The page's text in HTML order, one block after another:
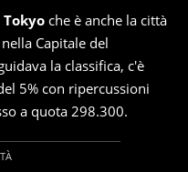
Tokyo che è anche la città
Capitale del
la classifica, c'è
5% con ripercussioni
a quota 298.300.